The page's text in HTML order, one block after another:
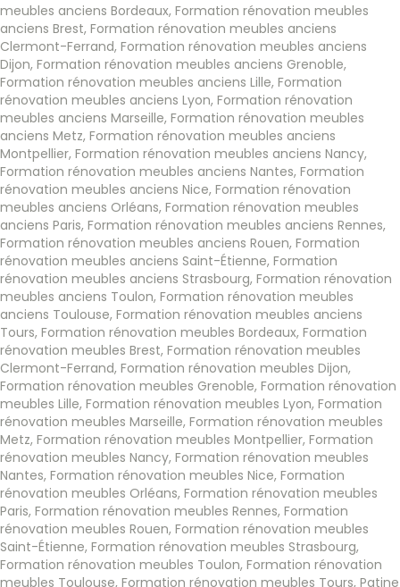
meubles anciens Bordeaux, Formation rénovation meubles
anciens Brest, Formation rénovation meubles anciens
Clermont-Ferrand, Formation rénovation meubles anciens
Dijon, Formation rénovation meubles anciens Grenoble,
Formation rénovation meubles anciens Lille, Formation
rénovation meubles anciens Lyon, Formation rénovation
meubles anciens Marseille, Formation rénovation meubles
anciens Metz, Formation rénovation meubles anciens
Montpellier, Formation rénovation meubles anciens Nancy,
Formation rénovation meubles anciens Nantes, Formation
rénovation meubles anciens Nice, Formation rénovation
meubles anciens Orléans, Formation rénovation meubles
anciens Paris, Formation rénovation meubles anciens Rennes,
Formation rénovation meubles anciens Rouen, Formation
rénovation meubles anciens Saint-Étienne, Formation
rénovation meubles anciens Strasbourg, Formation rénovation
meubles anciens Toulon, Formation rénovation meubles
anciens Toulouse, Formation rénovation meubles anciens
Tours, Formation rénovation meubles Bordeaux, Formation
rénovation meubles Brest, Formation rénovation meubles
Clermont-Ferrand, Formation rénovation meubles Dijon,
Formation rénovation meubles Grenoble, Formation rénovation
meubles Lille, Formation rénovation meubles Lyon, Formation
rénovation meubles Marseille, Formation rénovation meubles
Metz, Formation rénovation meubles Montpellier, Formation
rénovation meubles Nancy, Formation rénovation meubles
Nantes, Formation rénovation meubles Nice, Formation
rénovation meubles Orléans, Formation rénovation meubles
Paris, Formation rénovation meubles Rennes, Formation
rénovation meubles Rouen, Formation rénovation meubles
Saint-Étienne, Formation rénovation meubles Strasbourg,
Formation rénovation meubles Toulon, Formation rénovation
meubles Toulouse, Formation rénovation meubles Tours, Patine